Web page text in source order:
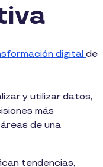
digital de
y utilizar datos,
más
de una
tendencias,